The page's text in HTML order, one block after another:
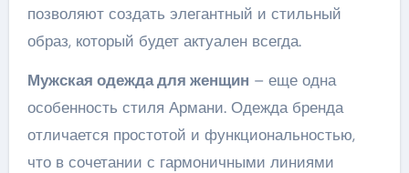
позволяют создать элегантный и стильный
образ, который будет актуален всегда.
Мужская одежда для женщин – еще одна
особенность стиля Армани. Одежда бренда
отличается простотой и функциональностью,
что в сочетании с гармоничными линиями